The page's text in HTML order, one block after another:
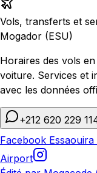
Vols, transferts et
Mogador (ESU)
Horaires des vols
voiture. Services et
avec les données
+212 620 229
Facebook
Airport